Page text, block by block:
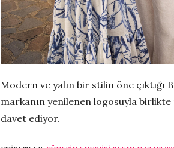
Modern ve yalın bir stilin öne çıktığı
markanın yenilenen logosuyla
davet ediyor.